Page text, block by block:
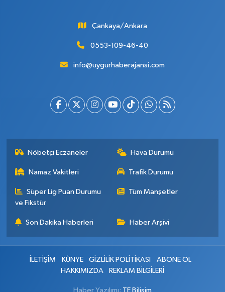
Çankaya/Ankara
0553-109-46-40
info@uygurhaberajansi.com
Nöbetçi Eczaneler Hava Durumu
Namaz Vakitleri Trafik Durumu
Süper Lig Puan Durumu
ve Fikstür
Tüm Manşetler
Son Dakika Haberleri Haber Arşivi
İLETİŞİM KÜNYE GİZLİLİK POLİTİKASI
ABONE OL
HAKKIMIZDA
REKLAM BİLGİLERİ
Haber Yazılımı: TE Bilişim